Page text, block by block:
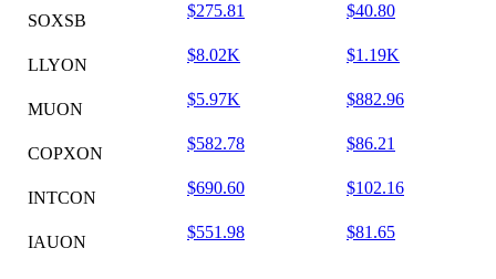
SOXSB
$275.81 $40.80
LLYON
$8.02K $1.19K
MUON
$5.97K $882.96
COPXON
$582.78 $86.21
INTCON
$690.60 $102.16
IAUON
$551.98 $81.65